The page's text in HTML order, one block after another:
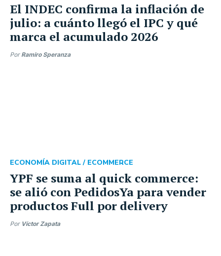
El INDEC confirma la inflación de
julio: a cuánto llegó el IPC y qué
marca el acumulado 2026
Por Ramiro Speranza
YPF se suma al quick commerce:
se alió con PedidosYa para vender
productos Full por delivery
ECONOMÍA DIGITAL / ECOMMERCE
Por Víctor Zapata